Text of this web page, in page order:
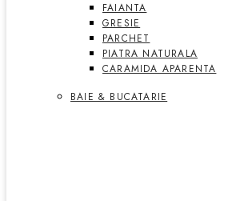
FAIANTA
GRESIE
PARCHET
PIATRA NATURALA
CARAMIDA APARENTA
BAIE & BUCATARIE